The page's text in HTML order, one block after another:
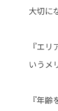
大切に
『エ
いうメ
『年